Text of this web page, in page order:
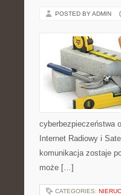
POSTED BY ADMIN
cyberbezpieczeństwa
Internet Radiowy i
komunikacja zostaje
może […]
CATEGORIES: